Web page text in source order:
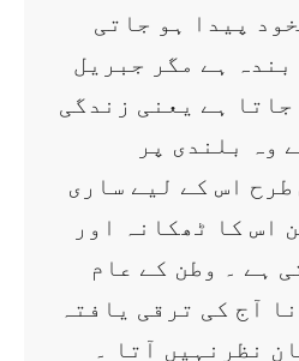
پیدا ہو جاتی
ہے مگر جبریل
ہے یعنی زندگی
وہ بلندی پر
اس کے لیے ساری
اس کا ٹھکانہ اور
ہے ۔ وطن کے عام
آج کی ترقی یافتہ
نظرنہیں آتا ۔